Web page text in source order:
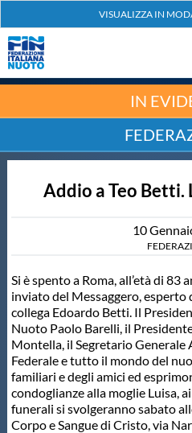
Nuoto
Tuffi
Fondo
Salvamento
Master
IN
Addio a Teo Betti.
10
Si è spento a Roma, all’età di 83
inviato del Messaggero,
collega Edoardo Betti. Il
Nuoto Paolo Barelli, il
Montella, il Segretario Generale
Federale e tutto il mondo del
familiari e degli amici ed
condoglianze alla moglie Luisa,
funerali si svolgeranno sabato
Corpo e Sangue di Cristo, via